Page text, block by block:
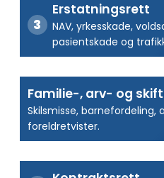
Erstatningsrett
NAV, yrkesskade,
pasientskade og
Familie-, arv- og
Skilsmisse, barnefordeling,
foreldretvister.